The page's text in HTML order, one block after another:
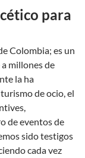
para
Colombia; es un
millones de
la ha
de ocio, el
de eventos de
sido testigos
cada vez